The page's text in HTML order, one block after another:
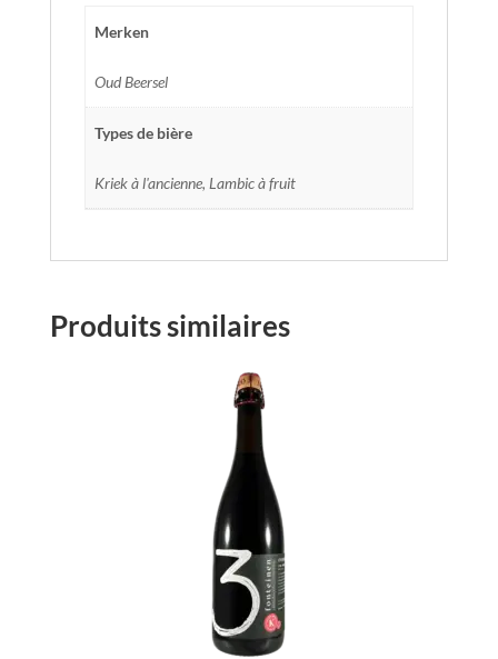
Merken
Oud Beersel
Types de bière
Kriek à l'ancienne, Lambic à fruit
Produits similaires